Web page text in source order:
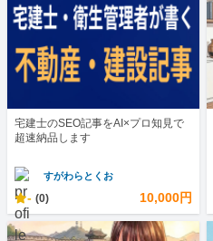
宅建士のSEO記事をAI×プロ知見で
超速納品します
すがわらとくお
- (0) 10,000円